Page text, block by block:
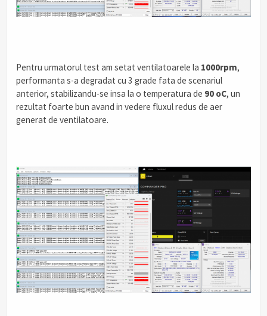
Pentru urmatorul test am setat ventilatoarele la 1000rpm,
performanta s-a degradat cu 3 grade fata de scenariul
anterior, stabilizandu-se insa la o temperatura de 90 oC, un
rezultat foarte bun avand in vedere fluxul redus de aer
generat de ventilatoare.